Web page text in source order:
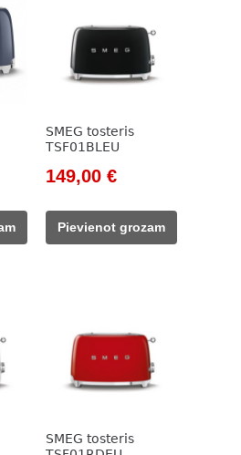
€.
SMEG tosteris
TSF01BLEU
Original
was:
171,00 €.
149,00 €Current
149,00 €.
Pievienot grozam
SMEG tosteris